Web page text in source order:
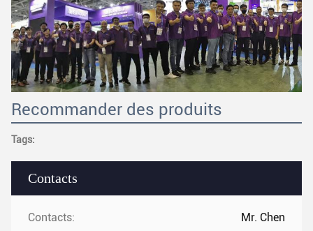
Contacts
Contacts: Mr. Chen
Recommander des produits
Tags: